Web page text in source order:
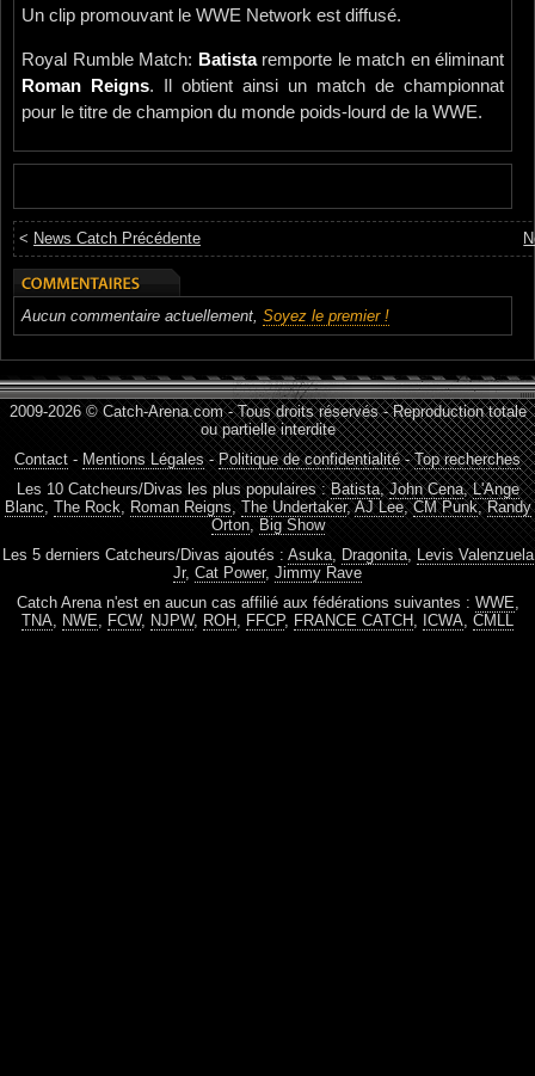
Un clip promouvant le WWE Network est diffusé.
Royal Rumble Match: Batistaremporte le match en éliminant
Roman Reigns. Il obtient ainsi un match de championnat
pour le titre de champion du monde poids-lourd de la WWE.
< News Catch Précédente
Aucun commentaire actuellement, Soyez le premier !
2009-2026 © Catch-Arena.com - Tous droits réservés - Reproduction totale
ou partielle interdite
Contact - Mentions Légales-Politique de confidentialité-Top recherches
Les 10 Catcheurs/Divas les plus populaires :Batista,John Cena,L'Ange
Blanc, The Rock, Roman Reigns, The Undertaker,AJ Lee,CM Punk,Randy
Orton, Big Show
Les 5 derniers Catcheurs/Divas ajoutés : Asuka, Dragonita, Levis Valenzuela
Jr, Cat Power, Jimmy Rave
Catch Arena n'est en aucun cas affilié aux fédérations suivantes : WWE,
TNA, NWE, FCW, NJPW, ROH , FFCP, FRANCE CATCH , ICWA, CMLL